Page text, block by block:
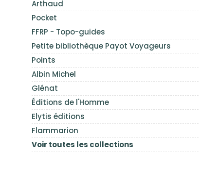
Arthaud
Pocket
FFRP - Topo-guides
Petite bibliothèque Payot Voyageurs
Points
Albin Michel
Glénat
Éditions de l'Homme
Elytis éditions
Flammarion
Voir toutes les collections